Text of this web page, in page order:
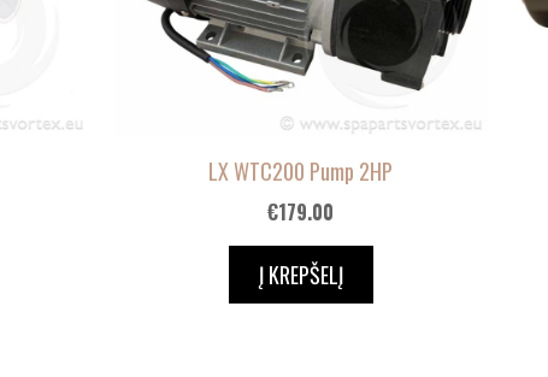
LX WTC200 Pump 2HP
€179.00
Į KREPŠELĮ